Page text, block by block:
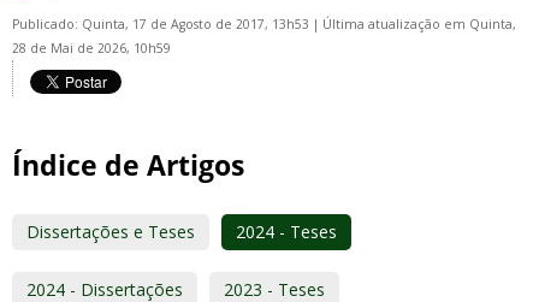
Publicado: Quinta, 17 de Agosto de 2017, 13h53 | Última atualização em Quinta,
28 de Mai de 2026, 10h59
Índice de Artigos
Dissertações e Teses 2024 - Teses
2024 - Dissertações 2023 - Teses